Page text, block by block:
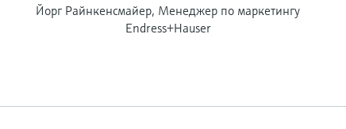
Йорг Райнкенсмайер, Менеджер по маркетингу
Endress+Hauser